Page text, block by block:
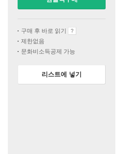
구매 후 바로 읽기
제한없음
문화비소득공제 가능
리스트에 넣기